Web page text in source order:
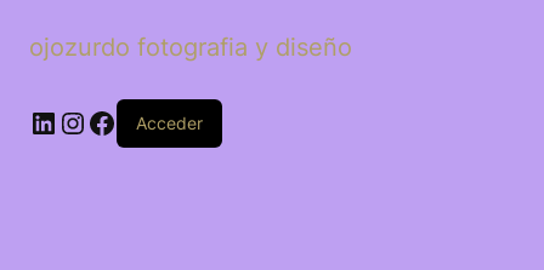
ojozurdo fotografia y diseño
LinkedIn
Instagram
Facebook
Acceder